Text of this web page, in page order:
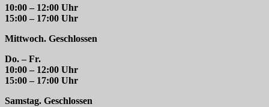
10:00 – 12:00 Uhr
15:00 – 17:00 Uhr
Mittwoch. Geschlossen
Do. – Fr.
10:00 – 12:00 Uhr
15:00 – 17:00 Uhr
Samstag. Geschlossen